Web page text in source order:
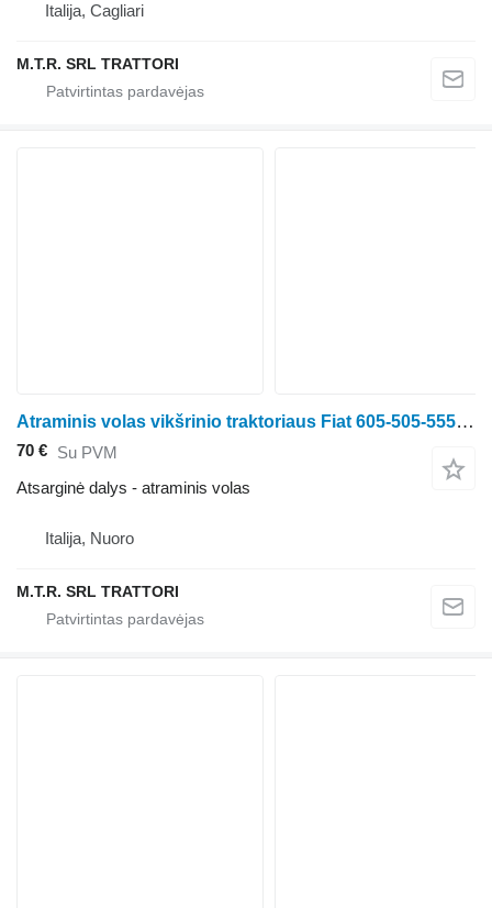
Italija, Cagliari
M.T.R. SRL TRATTORI
Atraminis volas vikšrinio traktoriaus Fiat 605-505-555-455
70 € Su PVM
Atsarginė dalys - atraminis volas
Italija, Nuoro
M.T.R. SRL TRATTORI